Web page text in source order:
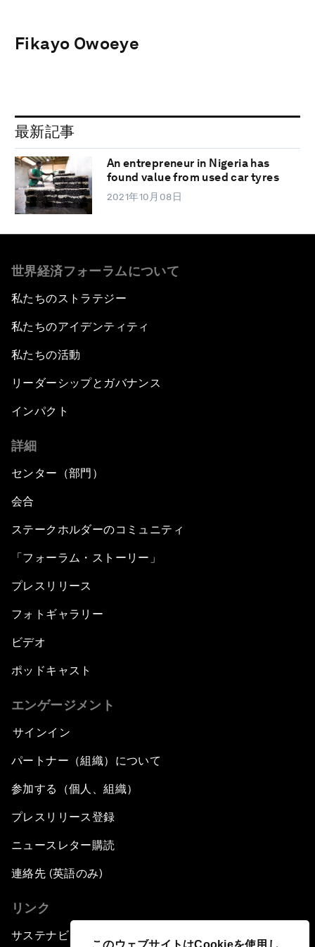
このウェブサイトはCookieを使用し
Fikayo Owoeye
最新記事
An entrepreneur in Nigeria has
found value from used car tyres
2021年10月08日
世界経済フォーラムについて
私たちのストラテジー
私たちのアイデンティティ
私たちの活動
リーダーシップとガバナンス
インパクト
詳細
センター（部門）
会合
ステークホルダーのコミュニティ
「フォーラム・ストーリー」
プレスリリース
フォトギャラリー
ビデオ
ポッドキャスト
エンゲージメント
サインイン
パートナー（組織）について
参加する（個人、組織）
プレスリリース登録
ニュースレター購読
連絡先 (英語のみ)
リンク
サステナビリティへの取り組み